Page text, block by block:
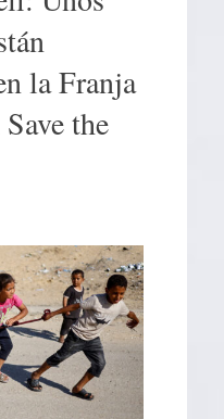
la Franja
the